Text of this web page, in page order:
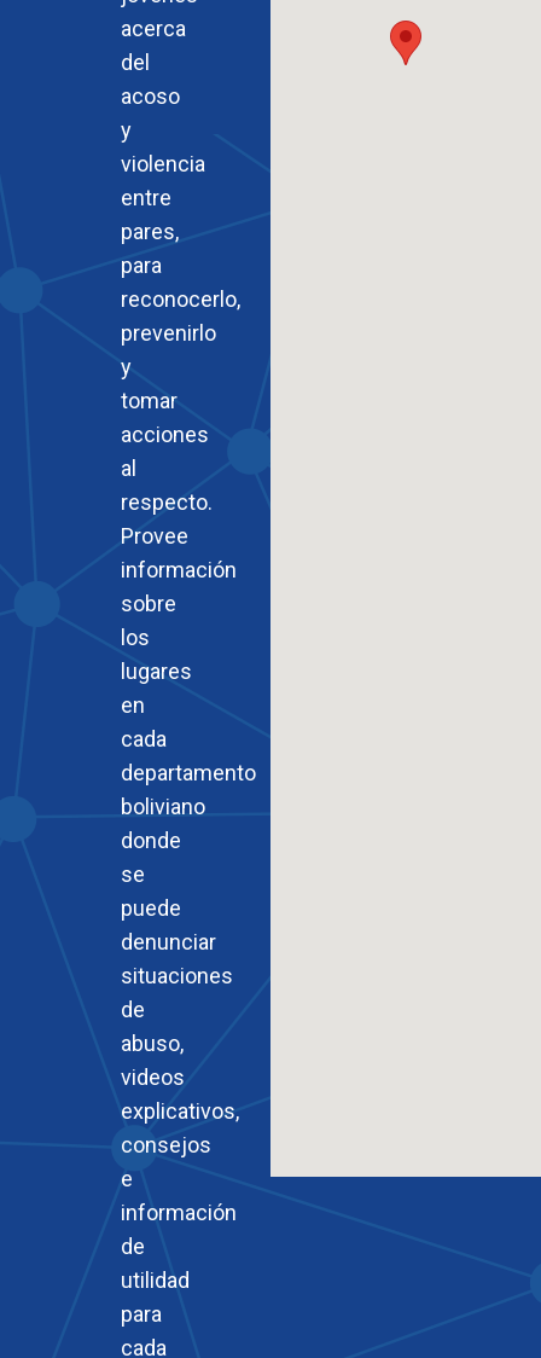
acerca
del
acoso
y
violencia
entre
pares,
para
reconocerlo,
prevenirlo
y
tomar
acciones
al
respecto.
Provee
información
sobre
los
lugares
en
cada
departamento
boliviano
donde
se
puede
denunciar
situaciones
de
abuso,
videos
explicativos,
consejos
e
información
de
utilidad
para
cada